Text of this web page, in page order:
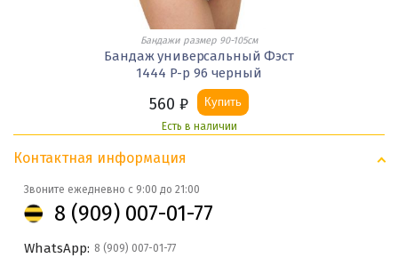
Бандажи размер 90-105см
Бандаж универсальный Фэст
1444 Р-р 96 черный
560 ₽ Купить
Есть в наличии
Контактная информация
Звоните ежедневно с 9:00 до 21:00
8 (909) 007-01-77
WhatsApp: 8 (909) 007-01-77